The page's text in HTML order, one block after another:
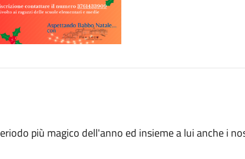
più magico dell'anno ed insieme a lui anche i